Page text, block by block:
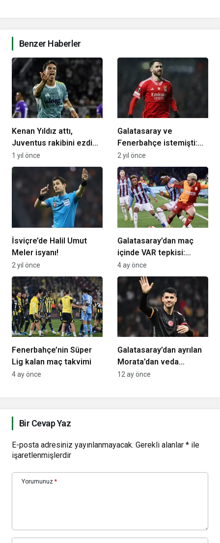
Benzer Haberler
Kenan Yıldız attı,
Juventus rakibini ezdi
geçti
1 yıl önce
Galatasaray ve
Fenerbahçe istemişti:
Beşiktaş, İstanbul’a
getirdi
2 yıl önce
İsviçre’de Halil Umut
Meler isyanı!
2 yıl önce
Galatasaray’dan maç
içinde VAR tepkisi:
“Anlamsız şekilde…”
4 ay önce
Fenerbahçe’nin Süper
Lig kalan maç takvimi
4 ay önce
Galatasaray’dan ayrılan
Morata’dan veda
mesajında olay iddia:
12 ay önce
Bir Cevap Yaz
E-posta adresiniz yayınlanmayacak. Gerekli alanlar * ile
işaretlenmişlerdir
Yorumunuz *